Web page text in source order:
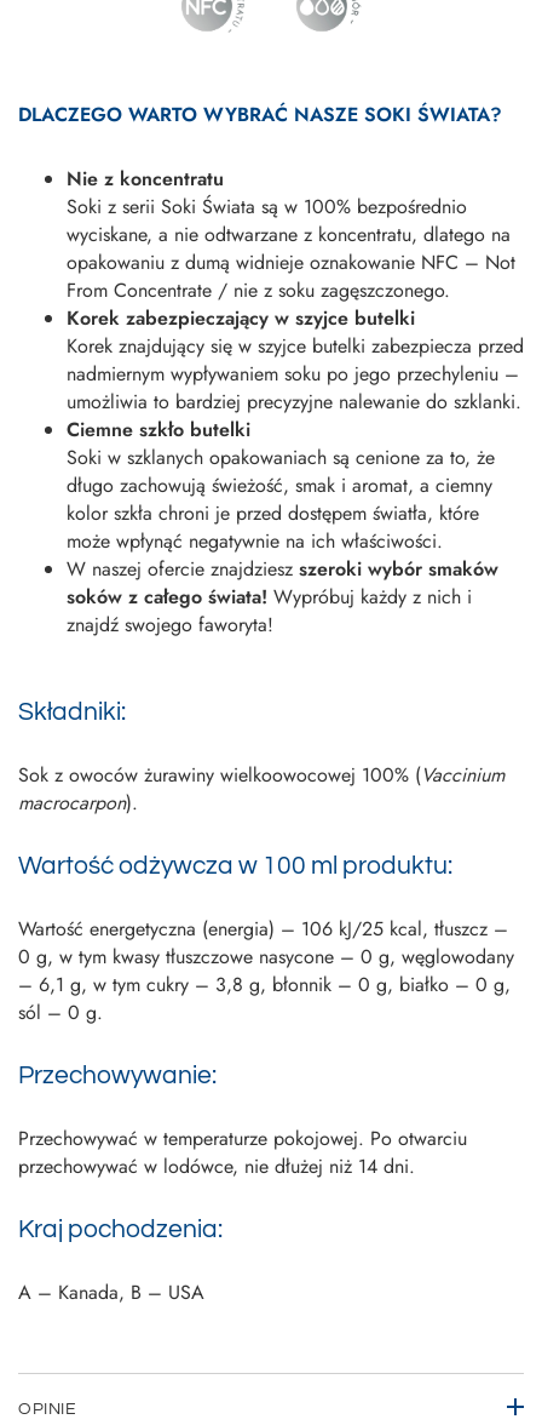
DLACZEGO WARTO WYBRAĆ NASZE SOKI ŚWIATA?
Nie z koncentratu
Soki z serii Soki Świata są w 100% bezpośrednio
wyciskane, a nie odtwarzane z koncentratu, dlatego na
opakowaniu z dumą widnieje oznakowanie NFC – Not
From Concentrate / nie z soku zagęszczonego.
Korek zabezpieczający w szyjce butelki
Korek znajdujący się w szyjce butelki zabezpiecza przed
nadmiernym wypływaniem soku po jego przechyleniu –
umożliwia to bardziej precyzyjne nalewanie do szklanki.
Ciemne szkło butelki
Soki w szklanych opakowaniach są cenione za to, że
długo zachowują świeżość, smak i aromat, a ciemny
kolor szkła chroni je przed dostępem światła, które
może wpłynąć negatywnie na ich właściwości.
W naszej ofercie znajdziesz szeroki wybór smaków
soków z całego świata! Wypróbuj każdy z nich i
znajdź swojego faworyta!
Składniki:
Sok z owoców żurawiny wielkoowocowej 100% (Vaccinium
macrocarpon).
Wartość odżywcza w 100 ml produktu:
Wartość energetyczna (energia) – 106 kJ/25 kcal, tłuszcz –
0 g, w tym kwasy tłuszczowe nasycone – 0 g, węglowodany
– 6,1 g, w tym cukry – 3,8 g, błonnik – 0 g, białko – 0 g,
sól – 0 g.
Przechowywanie:
Przechowywać w temperaturze pokojowej. Po otwarciu
przechowywać w lodówce, nie dłużej niż 14 dni.
Kraj pochodzenia:
A – Kanada, B – USA
OPINIE